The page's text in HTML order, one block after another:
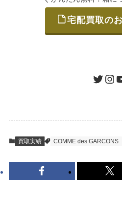
ご発送
査定結果のご
到着即日に査定いたし
得いただければ、最短
宅配買取の
ツイッターインスタグラムユ
買取実績 COMME des GARCONS